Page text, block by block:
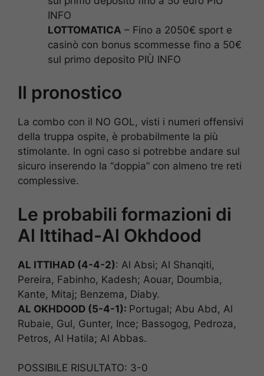
INFO
LOTTOMATICA – Fino a 2050€ sport e
casinò con bonus scommesse fino a 50€
sul primo deposito PIÙ INFO
Il pronostico
La combo con il NO GOL, visti i numeri offensivi
della truppa ospite, è probabilmente la più
stimolante. In ogni caso si potrebbe andare sul
sicuro inserendo la “doppia” con almeno tre reti
complessive.
Le probabili formazioni di
Al Ittihad-Al Okhdood
AL ITTIHAD (4-4-2): Al Absi; Al Shanqiti,
Pereira, Fabinho, Kadesh; Aouar, Doumbia,
Kante, Mitaj; Benzema, Diaby.
AL OKHDOOD (5-4-1): Portugal; Abu Abd, Al
Rubaie, Gul, Gunter, Ince; Bassogog, Pedroza,
Petros, Al Hatila; Al Abbas.
POSSIBILE RISULTATO: 3-0